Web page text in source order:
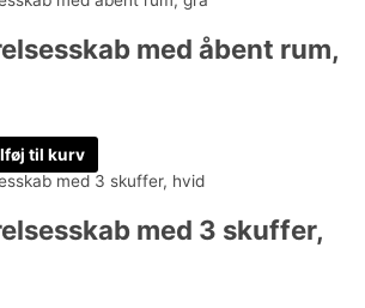
med åbent rum,
til kurv
med 3 skuffer,